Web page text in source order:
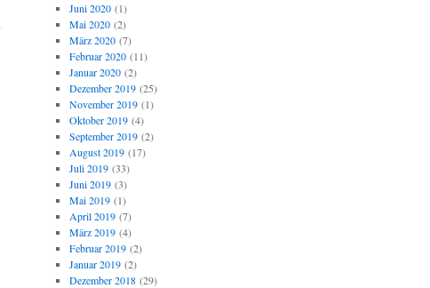
Juni 2020(1)
Mai 2020(2)
März 2020(7)
Februar 2020(11)
Januar 2020(2)
Dezember 2019(25)
November 2019(1)
Oktober 2019(4)
September 2019(2)
August 2019(17)
Juli 2019(33)
Juni 2019(3)
Mai 2019(1)
April 2019(7)
März 2019(4)
Februar 2019(2)
Januar 2019(2)
Dezember 2018(29)